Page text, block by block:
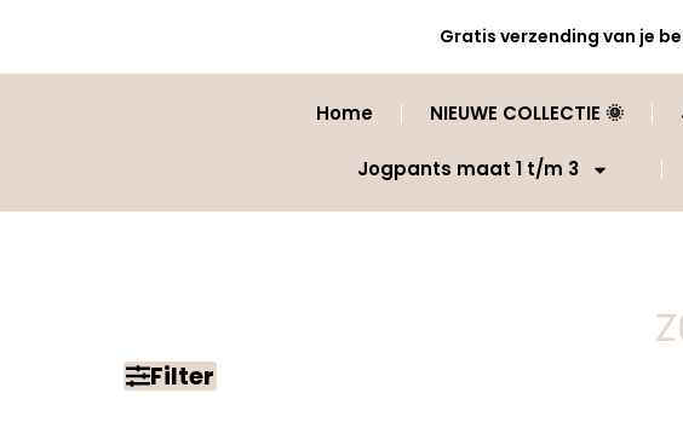
Gratis verzending van je
Home NIEUWE COLLECTIE 🌞
Jogpants maat 1 t/m 3
Filter